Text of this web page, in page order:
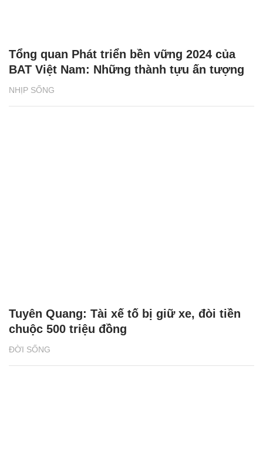
NHỊP SỐNG
Tổng quan Phát triển bền vững 2024 của
BAT Việt Nam: Những thành tựu ấn tượng
ĐỜI SỐNG
Tuyên Quang: Tài xế tố bị giữ xe, đòi tiền
chuộc 500 triệu đồng